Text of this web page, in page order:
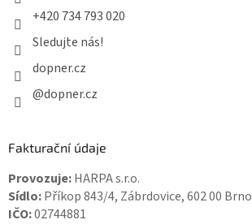
+420 734 793 020
Sledujte nás!
dopner.cz
@dopner.cz
Fakturační údaje
Provozuje:HARPA s.r.o.
Sídlo:Příkop 843/4, Zábrdovice, 602 00 Brno
IČO:02744881